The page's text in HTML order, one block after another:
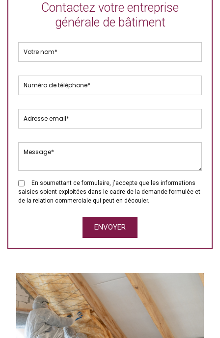
Contactez votre entreprise
générale de bâtiment
En soumettant ce formulaire, j'accepte que les informations
saisies soient exploitées dans le cadre de la demande formulée et
de la relation commerciale qui peut en découler.